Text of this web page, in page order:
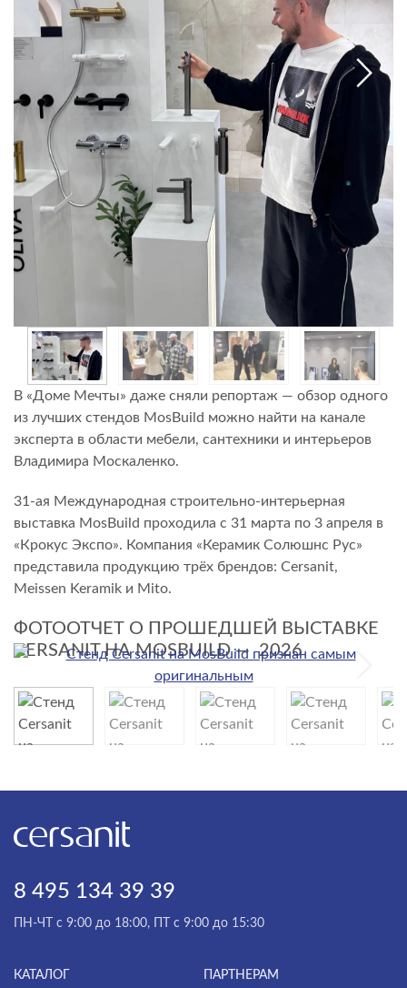
В «Доме Мечты» даже сняли репортаж — обзор одного
из лучших стендов MosBuild можно найти на канале
эксперта в области мебели, сантехники и интерьеров
Владимира Москаленко.
31-ая Международная строительно-интерьерная
выставка MosBuild проходила с 31 марта по 3 апреля в
«Крокус Экспо». Компания «Керамик Солюшнс Рус»
представила продукцию трёх брендов: Cersanit,
Meissen Keramik и Mito.
ФОТООТЧЕТ О ПРОШЕДШЕЙ ВЫСТАВКЕ
CERSANIT НА MOSBUILD — 2026
8 495 134 39 39
ПН-ЧТ с 9:00 до 18:00, ПТ с 9:00 до 15:30
КАТАЛОГ ПАРТНЕРАМ